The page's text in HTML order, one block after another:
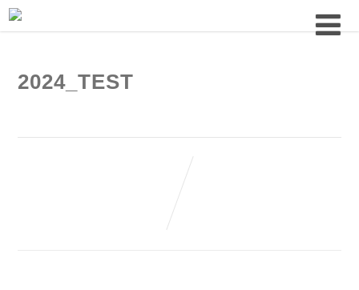
2024_TEST